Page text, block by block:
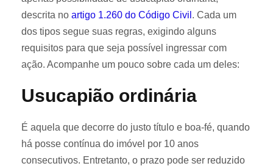
descrita no artigo 1.260 do Código Civil . Cada um
dos tipos segue suas regras, exigindo alguns
requisitos para que seja possível ingressar com
ação. Acompanhe um pouco sobre cada um deles:
Usucapião ordinária
É aquela que decorre do justo título e boa-fé, quando
há posse contínua do imóvel por 10 anos
consecutivos. Entretanto, o prazo pode ser reduzido